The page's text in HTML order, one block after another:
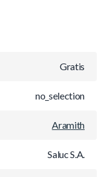
Gratis
no_selection
Aramith
Saluc S.A.